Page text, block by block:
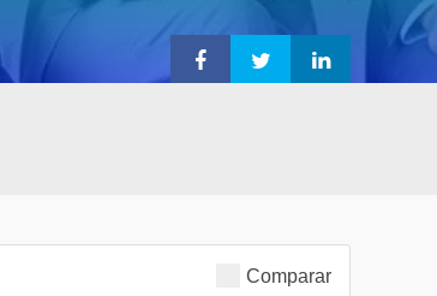
Comparar